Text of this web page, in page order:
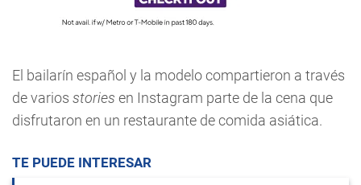
El bailarín español y la modelo compartieron a través
de varios stories en Instagram parte de la cena que
disfrutaron en un restaurante de comida asiática.
TE PUEDE INTERESAR